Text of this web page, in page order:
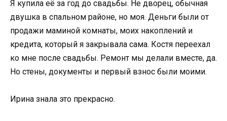
Я купила её за год до свадьбы. Не дворец, обычная
двушка в спальном районе, но моя. Деньги были от
продажи маминой комнаты, моих накоплений и
кредита, который я закрывала сама. Костя переехал
ко мне после свадьбы. Ремонт мы делали вместе, да.
Но стены, документы и первый взнос были моими.
Ирина знала это прекрасно.